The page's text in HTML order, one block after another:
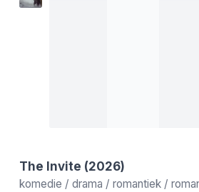
The Invite (2026)
komedie / drama / romantiek /